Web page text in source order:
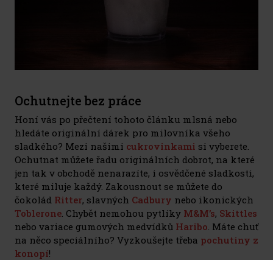
Ochutnejte bez práce
Honí vás po přečtení tohoto článku mlsná nebo
hledáte originální dárek pro milovníka všeho
sladkého? Mezi našimi cukrovinkami si vyberete.
Ochutnat můžete řadu originálních dobrot, na které
jen tak v obchodě nenarazíte, i osvědčené sladkosti,
které miluje každý. Zakousnout se můžete do
čokolád Ritter, slavných Cadbury nebo ikonických
Toblerone . Chybět nemohou pytlíky M&M’s, Skittles
nebo variace gumových medvídků Haribo . Máte chuť
na něco speciálního? Vyzkoušejte třeba pochutiny z
konopí!